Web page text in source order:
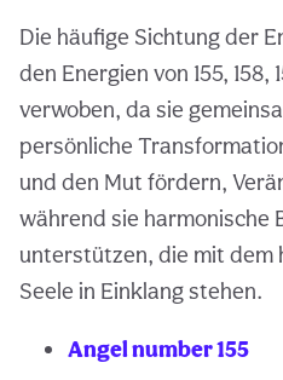
Die häufige Sichtung der
den Energien von 155, 158,
verwoben, da sie
persönliche
und den Mut fördern,
während sie harmonische
unterstützen, die mit dem
Seele in Einklang stehen.
Angel number 155